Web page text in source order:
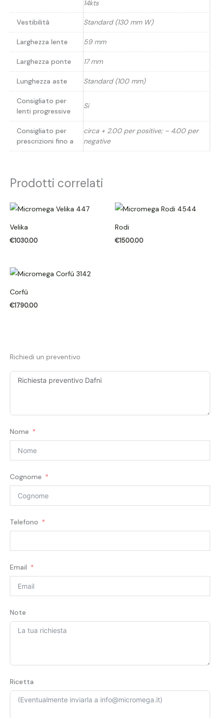
14kts
Vestibilità Standard (130 mm W)
Larghezza lente 59 mm
Larghezza ponte 17 mm
Lunghezza aste Standard (100 mm)
Consigliato per
lenti progressive
Si
Consigliato per
prescrizioni fino a
circa + 2.00 per positive; – 4.00 per
negative
Prodotti correlati
Velika
€1030.00
Rodi
€1500.00
Corfú
€1790.00
Richiedi un preventivo
Nome
Cognome
Telefono
Email
Note
Ricetta